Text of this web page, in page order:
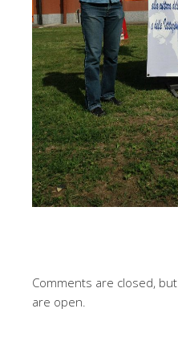
Comments are closed, but
are open.